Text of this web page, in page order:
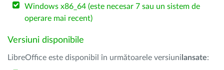
Windows x86_64 (este necesar 7 sau un sistem de
operare mai recent)
Versiuni disponibile
LibreOffice este disponibil în următoarele versiuni lansate: